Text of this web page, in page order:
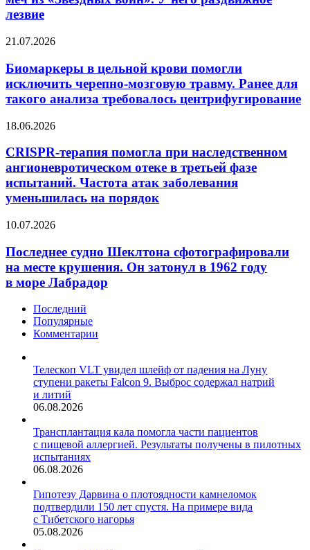
подтвердить
световой
меч
войн».
раздвижное
лезвие
лезвие
Биомаркеры
крови
помогли
исключить
черепно-
травму.
для
такого
требовалось
центрифугирование
21.07.2026
Биомаркеры в цельной крови помогли
исключить черепно-мозговую травму. Ранее для
такого анализа требовалось центрифугирование
CRISPR-
помогла
наследственном
ангионевротическом
отеке
фазе
Частота
заболевания
уменьшилась
18.06.2026
CRISPR-терапия помогла при наследственном
ангионевротическом отеке в третьей фазе
испытаний. Частота атак заболевания
уменьшилась на порядок
Последнее
Шеклтона
сфотографировали
на месте
крушения.
в 1962
году
в море
10.07.2026
Последнее судно Шеклтона сфотографировали
на месте крушения. Он затонул в 1962 году
в море Лабрадор
Последний
Популярные
Комментарии
Телескоп VLT увидел шлейф от падения на Луну
ступени ракеты Falcon 9. Выброс содержал натрий
и литий
06.08.2026
Трансплантация кала помогла части пациентов
с пищевой аллергией. Результаты получены в пилотных
испытаниях
06.08.2026
Гипотезу Дарвина о плотоядности камнеломок
подтвердили 150 лет спустя. На примере вида
с Тибетского нагорья
05.08.2026